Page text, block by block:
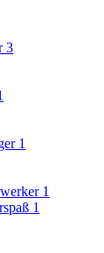
3
1
1
1